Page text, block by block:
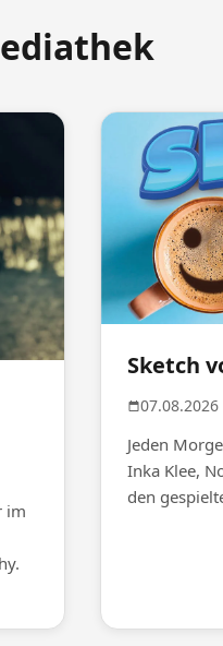
im
Sketch
07.08.2026
Jeden
Inka Klee,
den